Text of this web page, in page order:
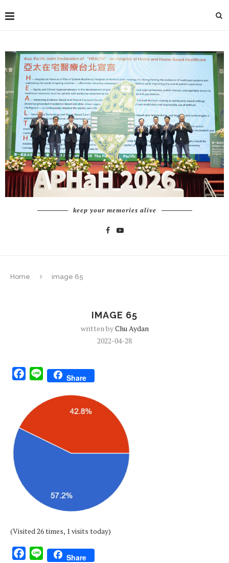
keep your memories alive
Home image 65
IMAGE 65
written byChu Aydan
2022-04-28
Facebook
Line Share
(Visited 26 times, 1 visits today)
Facebook
Line Share